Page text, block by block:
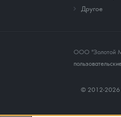
Другое
ООО "Золотой
© 2012-2026